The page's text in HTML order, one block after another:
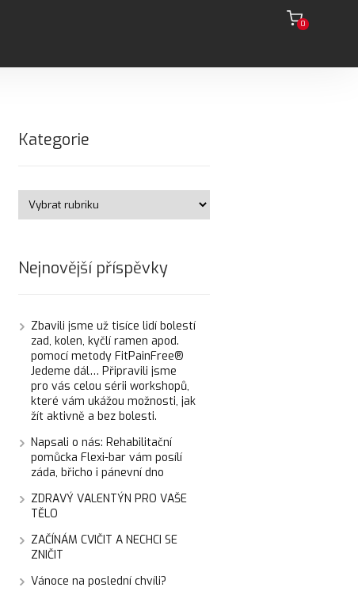
0
Kategorie
Nejnovější příspěvky
Zbavili jsme už tisíce lidí bolestí
zad, kolen, kyčlí ramen apod.
pomocí metody FitPainFree®
Jedeme dál… Připravili jsme
pro vás celou sérii workshopů,
které vám ukážou možnosti, jak
žít aktivně a bez bolesti.
Napsali o nás: Rehabilitační
pomůcka Flexi-bar vám posílí
záda, břicho i pánevní dno
ZDRAVÝ VALENTÝN PRO VAŠE
TĚLO
ZAČÍNÁM CVIČIT A NECHCI SE
ZNIČIT
Vánoce na poslední chvíli?